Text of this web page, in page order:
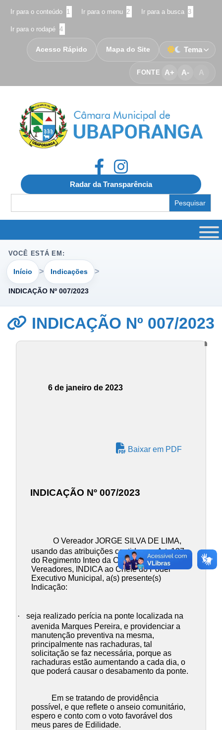
Ir para o conteúdo 1 Ir para o menu 2 Ir para a busca 3
Ir para o rodapé 4
FONTE A+ A- A
Acesso Rápido Mapa do Site Tema
Radar da Transparência
for:
VOCÊ ESTÁ EM:
Início Indicações
INDICAÇÃO Nº 007/2023
INDICAÇÃO Nº 007/2023
6 de janeiro de 2023
Baixar em PDF
INDICAÇÃO Nº 007/2023
O Vereador JORGE SILVA DE LIMA,
usando das atribuições contidas no Art. 137
do Regimento Inteo da Câmara Municipal de
Vereadores, INDICA ao Chefe do Poder
Executivo Municipal, a(s) presente(s)
Indicação:
·
seja realizado perícia na ponte localizada na
avenida Marques Pereira, e providenciar a
manutenção preventiva na mesma,
principalmente nas rachaduras, tal
solicitação se faz necessária, porque as
rachaduras estão aumentando a cada dia, o
que poderá causar o desabamento da ponte.
Em se tratando de providência
possível, e que reflete o anseio comunitário,
espero e conto com o voto favorável dos
meus pares de Edilidade.